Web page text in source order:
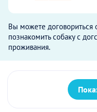
Вы можете договориться
познакомить собаку с
проживания.